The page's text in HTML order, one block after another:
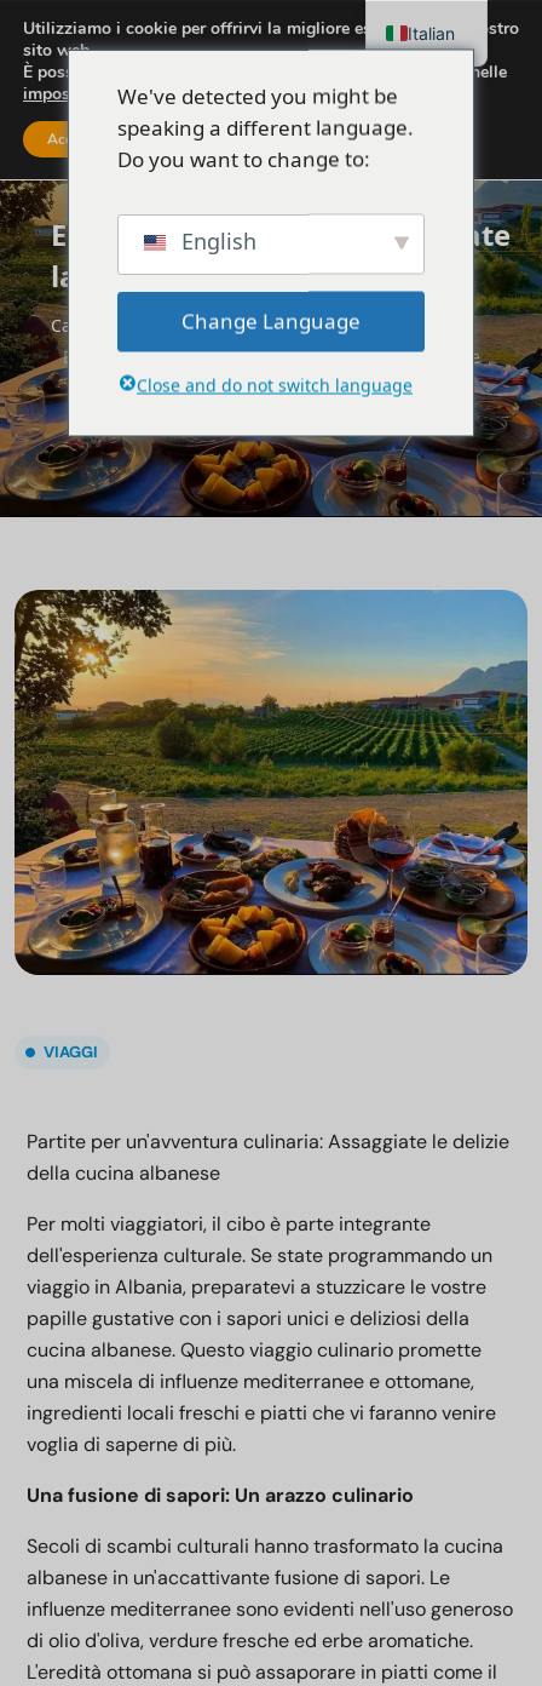
Esperienze culturali: Assaggiate
la cucina albanese
Casa
Esperienze culturali: Assaggiate la cucina albanese
VIAGGI
Partite per un'avventura culinaria: Assaggiate le delizie
della cucina albanese
Per molti viaggiatori, il cibo è parte integrante
dell'esperienza culturale. Se state programmando un
viaggio in Albania, preparatevi a stuzzicare le vostre
papille gustative con i sapori unici e deliziosi della
cucina albanese. Questo viaggio culinario promette
una miscela di influenze mediterranee e ottomane,
ingredienti locali freschi e piatti che vi faranno venire
voglia di saperne di più.
Una fusione di sapori: Un arazzo culinario
Secoli di scambi culturali hanno trasformato la cucina
albanese in un'accattivante fusione di sapori. Le
influenze mediterranee sono evidenti nell'uso generoso
di olio d'oliva, verdure fresche ed erbe aromatiche.
L'eredità ottomana si può assaporare in piatti come il
We've detected you might be
speaking a different language.
Do you want to change to:
English
Change Language
Close and do not switch language
Utilizziamo i cookie per offrirvi la migliore esperienza sul nostro
sito web.
È possibile scoprire quali cookie utilizziamo o disattivarli nelle
impostazioni.
Accettare Impostazioni
Italian